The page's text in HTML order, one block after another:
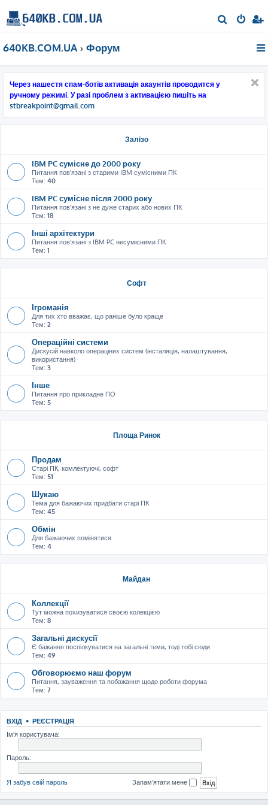
о
640KB.COM.UA Форум
Через нашестя спам-ботів активація акаунтів проводится у
ручному режимі. У разі проблем з активацією пишіть на
stbreakpoint@gmail.com
Залізо
IBM PC сумісне до 2000 року
Питання пов'язані з старими IBM сумісними ПК
Тем: 40
IBM PC сумісне після 2000 року
Питання пов'язані з не дуже старих або нових ПК
Тем: 18
Інші архітектури
Питання пов'язані з IBM PC несумісними ПК
Тем: 1
Софт
Ігроманія
Для тих хто вважає, що раніше було краще
Тем: 2
Операційні системи
Дискусій навколо операціних систем (інсталяція, налаштування,
використання)
Тем: 3
Інше
Питання про прикладне ПО
Тем: 5
Площа Ринок
Продам
Старі ПК, комлектуючі, софт
Тем: 51
Шукаю
Тема для бажаючих придбати старі ПК
Тем: 45
Обмін
Для бажаючих помінятися
Тем: 4
Майдан
Коллекції
Тут можна похизуватися своєю колекцією
Тем: 8
Загальні дискусії
Є бажання поспілкуватися на загальні теми, тоді тобі сюди
Тем: 49
Обговорюємо наш форум
Питання, зауваження та побажання щодо роботи форума
Тем: 7
ВХІД • РЕЄСТРАЦІЯ
Ім'я користувача:
Пароль:
Я забув свій пароль Запам'ятати мене